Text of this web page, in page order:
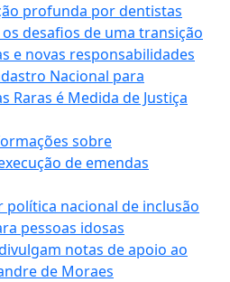
profunda por dentistas
desafios de uma transição
e novas responsabilidades
Nacional para
Raras é Medida de Justiça
sobre
de emendas
nacional de inclusão
pessoas idosas
notas de apoio ao
de Moraes